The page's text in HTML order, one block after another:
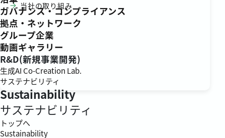
ガバナンス・コンプライアンス
拠点・ネットワーク
グループ企業
動画ギャラリー
R&D(新規事業開発)
生成AI Co-Creation Lab.
サステナビリティ
Sustainability
サステナビリティ
トップへ
Sustainability
当社の取り組み